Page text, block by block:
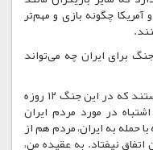
آمریکا چگونه بازی و مهم‌تر
برای ایران چه می‌تواند
مردم از مهم‌ترین عوامل یا پارامترهایی هستند که در این جنگ ۱۲ روزه
در مورد مردم ایران
حمله به ایران، مردم هم از
نیفتاد. به عقیده من،